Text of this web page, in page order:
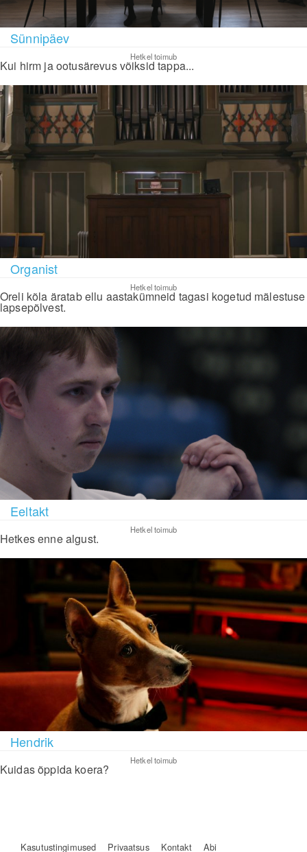
Sünnipäev
Hetkel toimub
Kui hirm ja ootusärevus võiksid tappa...
Organist
Hetkel toimub
Oreli kõla äratab ellu aastakümneid tagasi kogetud mälestuse
lapsepõlvest.
Eeltakt
Hetkel toimub
Hetkes enne algust.
Hendrik
Hetkel toimub
Kuidas õppida koera?
Kasutustingimused Privaatsus Kontakt Abi